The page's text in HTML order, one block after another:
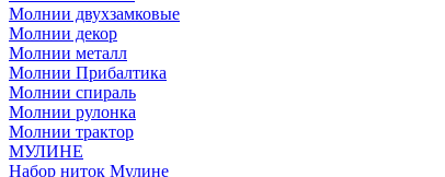
Молнии двухзамковые
Молнии декор
Молнии металл
Молнии Прибалтика
Молнии спираль
Молнии рулонка
Молнии трактор
МУЛИНЕ
Набор ниток Мулине